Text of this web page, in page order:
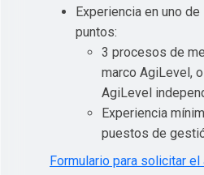
Experiencia en uno
puntos:
3 procesos de
marco AgiLevel,
AgiLevel
Experiencia
puestos de
Formulario para solicitar el